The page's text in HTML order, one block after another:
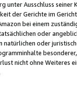
unter Ausschluss
der Gerichte im
bei einem
oder
natürlichen oder
nicht ohne Weiteres